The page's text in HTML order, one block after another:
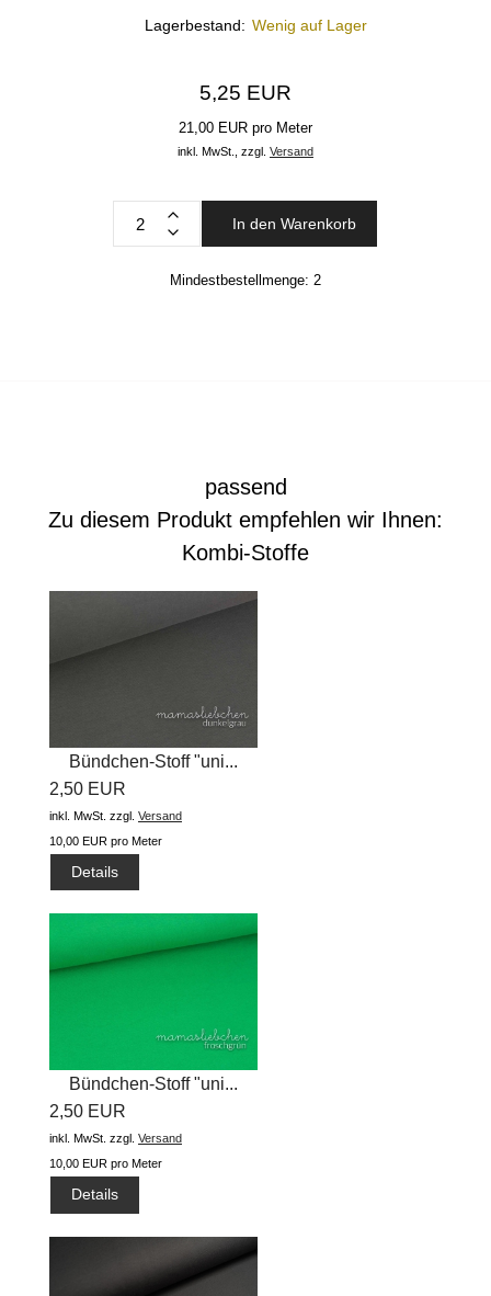
Lagerbestand: Wenig auf Lager
5,25 EUR
21,00 EUR pro Meter
inkl. MwSt., zzgl. Versand
In den Warenkorb
Mindestbestellmenge: 2
passend
Zu diesem Produkt empfehlen wir Ihnen:
Kombi-Stoffe
Bündchen-Stoff "uni...
2,50 EUR
inkl. MwSt. zzgl. Versand
10,00 EUR pro Meter
Details
Bündchen-Stoff "uni...
2,50 EUR
inkl. MwSt. zzgl. Versand
10,00 EUR pro Meter
Details